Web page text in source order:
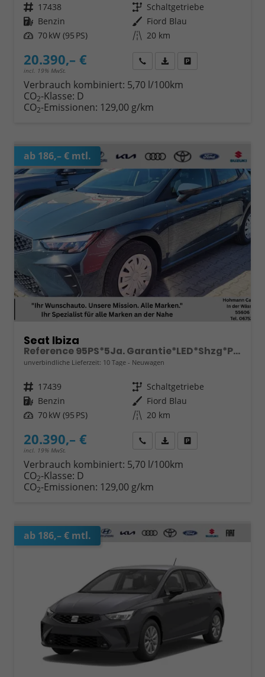
Fahrzeugnr. 17438 Getriebe Schaltgetriebe
Kraftstoff Benzin Außenfarbe Fiord Blau
Leistung 70 kW (95 PS) Kilometerstand 20 km
20.390,– €
incl. 19% MwSt.
Wir rufen Sie anFahrzeugexposé (PDF)
Verbrauch kombiniert: 5,70 l/100km
CO2-Klasse: D
CO2-Emissionen: 129,00 g/km
ab 186,– € mtl.
Seat Ibiza
Reference 95PS*5Ja. Garantie*LED*Shzg*PDC*Full Link
unverbindliche Lieferzeit: 10 Tage Neuwagen
Fahrzeugnr. 17439 Getriebe Schaltgetriebe
Kraftstoff Benzin Außenfarbe Fiord Blau
Leistung 70 kW (95 PS) Kilometerstand 20 km
20.390,– €
incl. 19% MwSt.
Wir rufen Sie anFahrzeugexposé (PDF)
Verbrauch kombiniert: 5,70 l/100km
CO2-Klasse: D
CO2-Emissionen: 129,00 g/km
ab 186,– € mtl.